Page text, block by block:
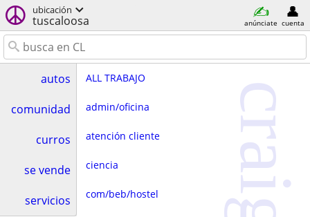
ubicación
tuscaloosa anúnciate cuenta
autos
comunidad
curros
se vende
servicios
ALL TRABAJO
admin/oficina
atención cliente
ciencia
com/beb/hostel